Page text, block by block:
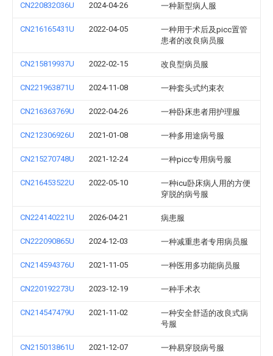
CN220832036U 2024-04-26 一种新型病人服
CN216165431U 2022-04-05
一种用于术后及picc置管
患者的改良病员服
CN215819937U 2022-02-15 改良型病员服
CN221963871U 2024-11-08 一种套头式约束衣
CN216363769U 2022-04-26 一种卧床患者用护理服
CN212306926U 2021-01-08 一种多用途病号服
CN215270748U 2021-12-24 一种picc专用病号服
CN216453522U 2022-05-10
一种icu卧床病人用的方便
穿脱的病号服
CN224140221U 2026-04-21 病患服
CN222090865U 2024-12-03 一种减重患者专用病员服
CN214594376U 2021-11-05 一种医用多功能病员服
CN220192273U 2023-12-19 一种手术衣
CN214547479U 2021-11-02
一种安全舒适的改良式病
号服
CN215013861U 2021-12-07 一种易穿脱病号服